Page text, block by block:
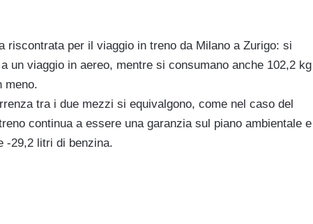
riscontrata per il viaggio in treno da Milano a Zurigo: si
un viaggio in aereo, mentre si consumano anche 102,2 kg
meno.
tra i due mezzi si equivalgono, come nel caso del
continua a essere una garanzia sul piano ambientale e
-29,2 litri di benzina.